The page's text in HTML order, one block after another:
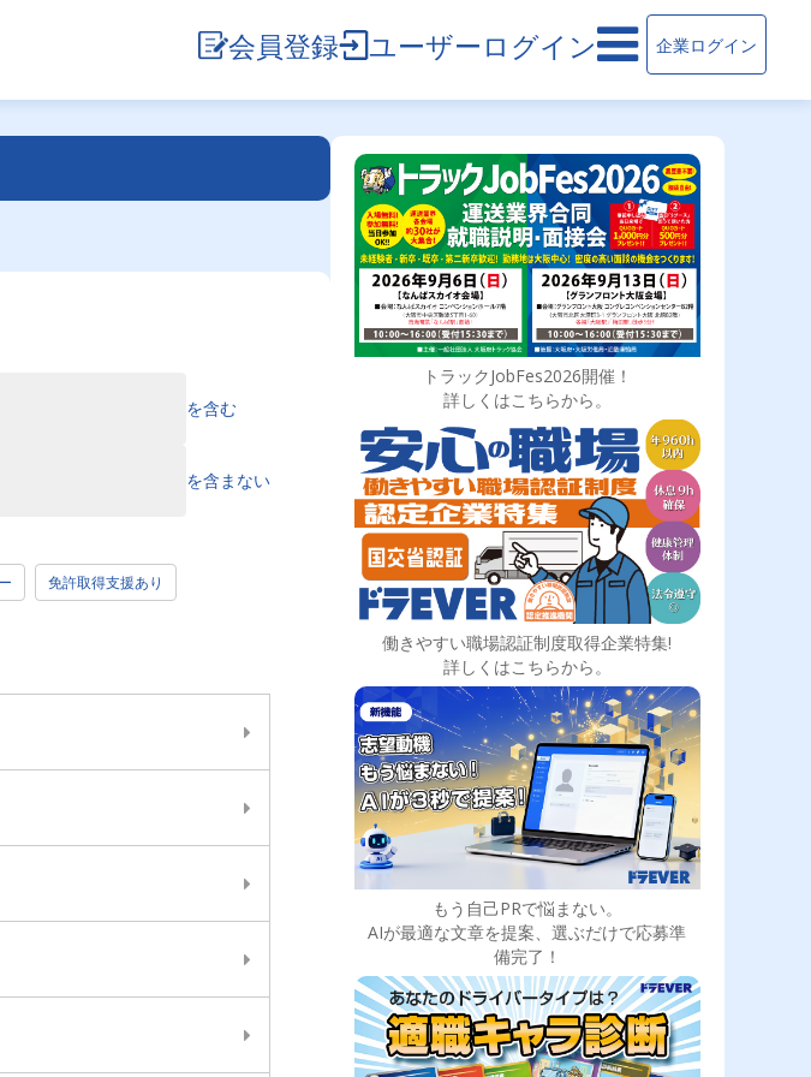
会員登録 ユーザーログイン 企業ログイン
を含む
を含まない
免許取得支援あり
トラックJobFes2026開催！
詳しくはこちらから。
働きやすい職場認証制度取得企業特集!
詳しくはこちらから。
もう自己PRで悩まない。
AIが最適な文章を提案、選ぶだけで応募準
備完了！